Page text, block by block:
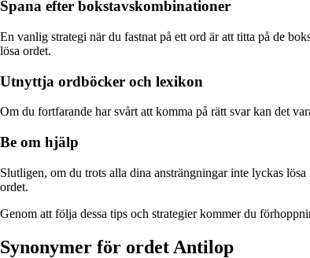
Spana efter bokstavskombinationer
En vanlig strategi när du fastnat på ett ord är att titta på de
lösa ordet.
Utnyttja ordböcker och lexikon
Om du fortfarande har svårt att komma på rätt svar kan det
Be om hjälp
Slutligen, om du trots alla dina ansträngningar inte lyckas
ordet.
Genom att följa dessa tips och strategier kommer du
Synonymer för ordet Antilop